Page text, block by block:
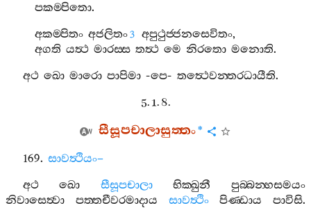
පකම‍්පිතො.
අකම‍්පිතං අජලිතං3 අපුථුජ‍්ජනසෙවිතං,
අගති යත්‍ථ මාරස‍්ස තත්‍ථ මෙ නිරතො මනොති.
අථ ඛො මාරො පාපිමා-පෙ- තත්‍ථෙවන‍්තරධායීති.
5. 1. 8.
සීසූපචාලාසුත‍්තං*
169. සාවත්‍ථියං–
අථ
ඛො සීසූපචාලා භික‍්ඛුනී
පුබ‍්බන‍්හසමයං
නිවාසෙත්‍වා
පත‍්තචීවරමාදාය සාවත්‍ථිං පිණ‍්ඩාය පාවිසි.